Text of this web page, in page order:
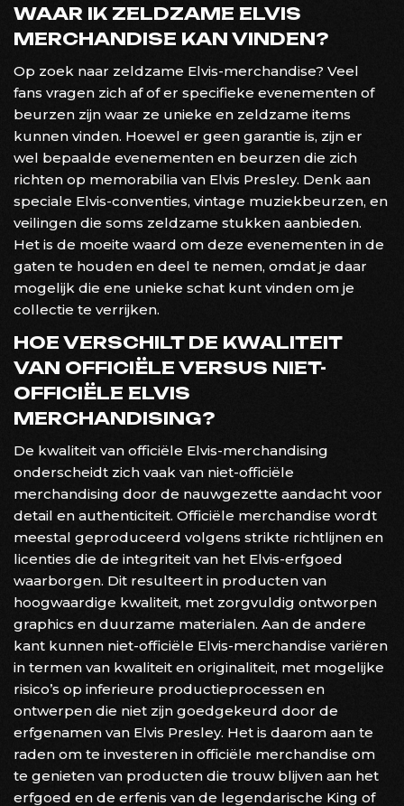
WAAR IK ZELDZAME ELVIS
MERCHANDISE KAN VINDEN?
Op zoek naar zeldzame Elvis-merchandise? Veel
fans vragen zich af of er specifieke evenementen of
beurzen zijn waar ze unieke en zeldzame items
kunnen vinden. Hoewel er geen garantie is, zijn er
wel bepaalde evenementen en beurzen die zich
richten op memorabilia van Elvis Presley. Denk aan
speciale Elvis-conventies, vintage muziekbeurzen, en
veilingen die soms zeldzame stukken aanbieden.
Het is de moeite waard om deze evenementen in de
gaten te houden en deel te nemen, omdat je daar
mogelijk die ene unieke schat kunt vinden om je
collectie te verrijken.
HOE VERSCHILT DE KWALITEIT
VAN OFFICIËLE VERSUS NIET-
OFFICIËLE ELVIS
MERCHANDISING?
De kwaliteit van officiële Elvis-merchandising
onderscheidt zich vaak van niet-officiële
merchandising door de nauwgezette aandacht voor
detail en authenticiteit. Officiële merchandise wordt
meestal geproduceerd volgens strikte richtlijnen en
licenties die de integriteit van het Elvis-erfgoed
waarborgen. Dit resulteert in producten van
hoogwaardige kwaliteit, met zorgvuldig ontworpen
graphics en duurzame materialen. Aan de andere
kant kunnen niet-officiële Elvis-merchandise variëren
in termen van kwaliteit en originaliteit, met mogelijke
risico’s op inferieure productieprocessen en
ontwerpen die niet zijn goedgekeurd door de
erfgenamen van Elvis Presley. Het is daarom aan te
raden om te investeren in officiële merchandise om
te genieten van producten die trouw blijven aan het
erfgoed en de erfenis van de legendarische King of